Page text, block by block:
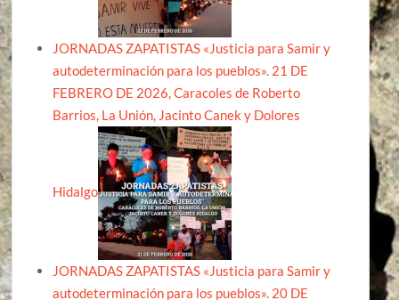
JORNADAS ZAPATISTAS «Justicia para Samir y
autodeterminación para los pueblos». 21 DE
FEBRERO DE 2026, Caracoles de Roberto
Barrios, La Unión, Jacinto Canek y Dolores
Hidalgo
JORNADAS ZAPATISTAS «Justicia para Samir y
autodeterminación para los pueblos». 20 DE